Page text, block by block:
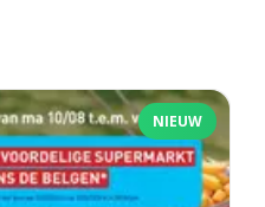
NIEUW